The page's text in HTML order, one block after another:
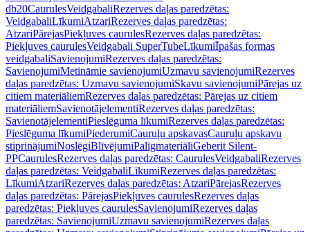
db20CaurulesVeidgabaliRezerves daļas paredzētas:
VeidgabaliLīkumiAtzariRezerves daļas paredzētas:
AtzariPārejasPiekļuves caurulesRezerves daļas paredzētas:
Piekļuves caurulesVeidgabali SuperTubeLīkumiĪpašas formas
veidgabaliSavienojumiRezerves daļas paredzētas:
SavienojumiMetināmie savienojumiUzmavu savienojumiRezerves
daļas paredzētas: Uzmavu savienojumiSkavu savienojumiPārejas uz
citiem materiāliemRezerves daļas paredzētas: Pārejas uz citiem
materiāliemSavienotājelementiRezerves daļas paredzētas:
SavienotājelementiPieslēguma līkumiRezerves daļas paredzētas:
Pieslēguma līkumiPiederumiCauruļu apskavasCauruļu apskavu
stiprinājumiNoslēgiBlīvējumiPalīgmateriāliGeberit Silent-
PPCaurulesRezerves daļas paredzētas: CaurulesVeidgabaliRezerves
daļas paredzētas: VeidgabaliLīkumiRezerves daļas paredzētas:
LīkumiAtzariRezerves daļas paredzētas: AtzariPārejasRezerves
daļas paredzētas: PārejasPiekļuves caurulesRezerves daļas
paredzētas: Piekļuves caurulesSavienojumiRezerves daļas
paredzētas: SavienojumiUzmavu savienojumiRezerves daļas